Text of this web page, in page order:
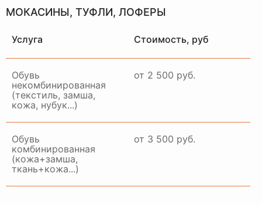
МОКАСИНЫ, ТУФЛИ, ЛОФЕРЫ
Услуга Стоимость, руб
Обувь
некомбинированная
(текстиль, замша,
кожа, нубук...)
от 2 500 руб.
Обувь
комбинированная
(кожа+замша,
ткань+кожа...)
от 3 500 руб.